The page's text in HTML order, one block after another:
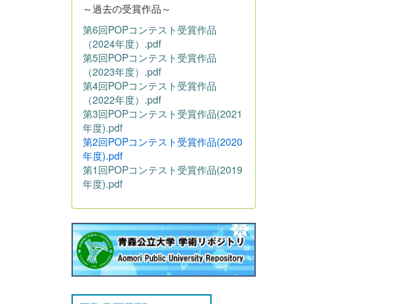
～過去の受賞作品～
第6回POPコンテスト受賞作品
（2024年度）.pdf
第5回POPコンテスト受賞作品
（2023年度）.pdf
第4回POPコンテスト受賞作品
（2022年度）.pdf
第3回POPコンテスト受賞作品(2021
年度).pdf
第2回POPコンテスト受賞作品(2020
年度).pdf
第1回POPコンテスト受賞作品(2019
年度).pdf